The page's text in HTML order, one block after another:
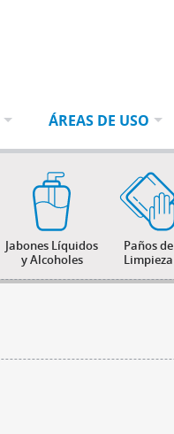
ÁREAS DE USO
Jabones Líquidos
y Alcoholes
Paños de
Limpieza